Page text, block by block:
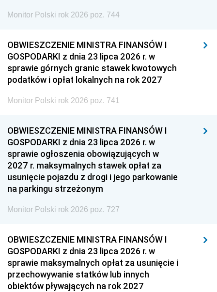
Monitor Polski rok 2026 poz. 744
OBWIESZCZENIE MINISTRA FINANSÓW I
GOSPODARKI z dnia 23 lipca 2026 r. w
sprawie górnych granic stawek kwotowych
podatków i opłat lokalnych na rok 2027
Monitor Polski rok 2026 poz. 741
OBWIESZCZENIE MINISTRA FINANSÓW I
GOSPODARKI z dnia 23 lipca 2026 r. w
sprawie ogłoszenia obowiązujących w
2027 r. maksymalnych stawek opłat za
usunięcie pojazdu z drogi i jego parkowanie
na parkingu strzeżonym
Monitor Polski rok 2026 poz. 727
OBWIESZCZENIE MINISTRA FINANSÓW I
GOSPODARKI z dnia 23 lipca 2026 r. w
sprawie maksymalnych opłat za usunięcie i
przechowywanie statków lub innych
obiektów pływających na rok 2027